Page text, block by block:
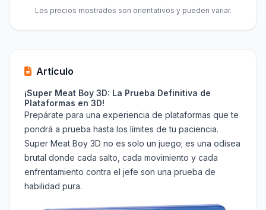
Los precios mostrados son orientativos y pueden variar.
Artículo
¡Super Meat Boy 3D: La Prueba Definitiva de
Plataformas en 3D!
Prepárate para una experiencia de plataformas que te
pondrá a prueba hasta los límites de tu paciencia.
Super Meat Boy 3D no es solo un juego; es una odisea
brutal donde cada salto, cada movimiento y cada
enfrentamiento contra el jefe son una prueba de
habilidad pura.